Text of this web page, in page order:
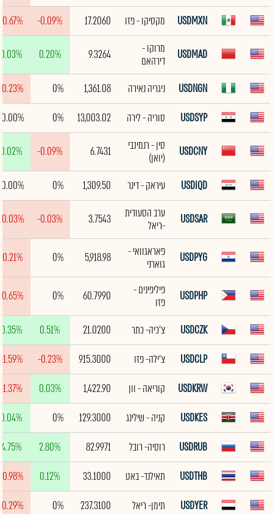
USDMXN
מקסיקו - פזו 17.2060
-0.09%
-0.67%
USDMAD
מרוקו -
דירהאם
9.3264
0.20%
0.03%
USDNGN ניגריה נאירה 1,361.08
0%
USDSYP
סוריה - לירה 13,003.02
0%
0.00%
USDCNY
סין - רנמינבי
(יואן)
6.7431
-0.09%
0.02%
USDIQD עיראק - דינר 1,309.50
0%
0.00%
USDSAR
ערב הסעודית
-ריאל
3.7543
-0.03%
USDPYG
פאראגוואי -
גוארני
5,918.98
0%
-0.21%
USDPHP
פיליפינים -
פזו
60.7990
0%
USDCZK צ'כיה- כתר 21.0200
0.51%
0.35%
USDCLP
צ'ילה- פזו 915.3000
-0.23%
-1.59%
USDKRW
קוריאה - וון 1,422.90
0.03%
-1.37%
USDKES
קניה - שילינג 129.3000
0%
0.04%
USDRUB
רוסיה- רובל 82.9971
2.80%
4.75%
USDTHB
תאילנד- באט 33.1000
0.12%
USDYER
תימן- ריאל 237.3100
0%